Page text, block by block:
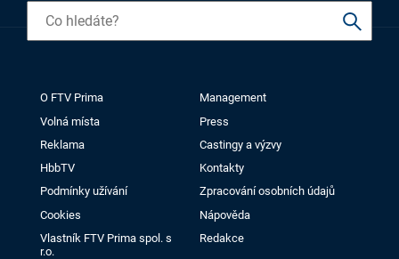
O FTV Prima
Management
Volná místa
Press
Reklama
Castingy a výzvy
HbbTV
Kontakty
Podmínky užívání
Zpracování osobních údajů
Cookies
Nápověda
Vlastník FTV Prima spol. s
r.o.
Redakce